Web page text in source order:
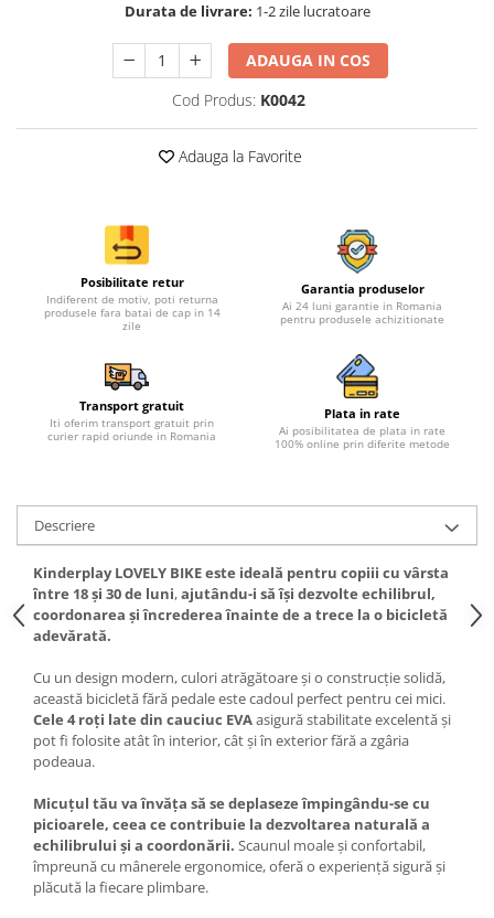
Durata de livrare: 1-2 zile lucratoare
ADAUGA IN COS
Cod Produs: K0042
Adauga la Favorite
Posibilitate retur
Indiferent de motiv, poti returna
produsele fara batai de cap in 14
zile
Garantia produselor
Ai 24 luni garantie in Romania
pentru produsele achizitionate
Transport gratuit
Iti oferim transport gratuit prin
curier rapid oriunde in Romania
Plata in rate
Ai posibilitatea de plata in rate
100% online prin diferite metode
Descriere
Kinderplay LOVELY BIKE este ideală pentru copiii cu vârsta
între 18 și 30 de luni,ajutându-i să își dezvolte echilibrul,
coordonarea și încrederea înainte de a trece la o bicicletă
adevărată.
Cu un design modern, culori atrăgătoare și o construcție solidă,
această bicicletă fără pedale este cadoul perfect pentru cei mici.
Cele 4 roți late din cauciuc EVAasigură stabilitate excelentă și
pot fi folosite atât în interior, cât și în exterior fără a zgâria
podeaua.
Micuțul tău va învăța să se deplaseze împingându-se cu
picioarele, ceea ce contribuie la dezvoltarea naturală a
echilibrului și a coordonării. Scaunul moale și confortabil,
împreună cu mânerele ergonomice, oferă o experiență sigură și
plăcută la fiecare plimbare.